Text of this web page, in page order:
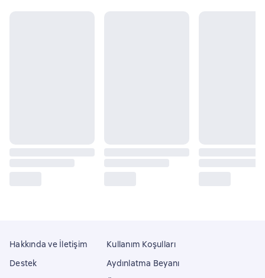
Hakkında ve İletişim
Destek
Kullanım Koşulları
Aydınlatma Beyanı